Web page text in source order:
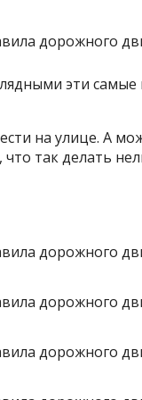
эти
на улице. А
так делать